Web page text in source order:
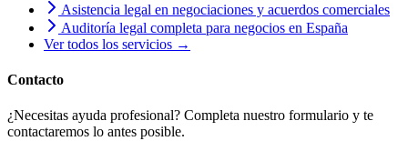
Asistencia legal en negociaciones y acuerdos comerciales
Auditoría legal completa para negocios en España
Ver todos los servicios →
Contacto
¿Necesitas ayuda profesional? Completa nuestro formulario y te
contactaremos lo antes posible.